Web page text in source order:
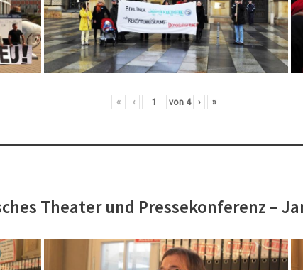
« ‹ von 4 › »
Theater und Pressekonferenz –